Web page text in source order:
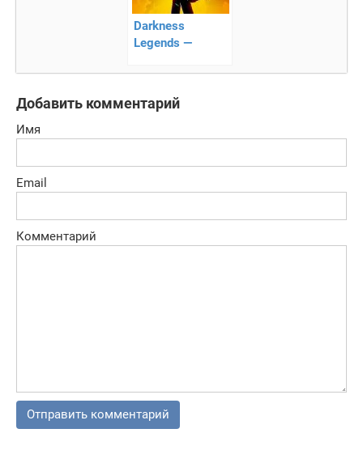
Darkness
Legends —
— экшен
платформер
Добавить комментарий
Имя
Email
Комментарий